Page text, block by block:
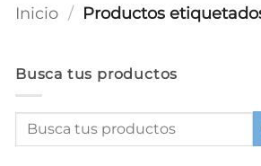
Inicio / Productos
Busca tus productos